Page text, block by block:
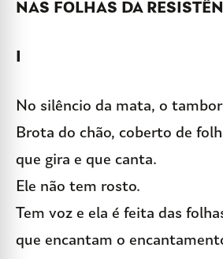
NAS FOLHAS DA
I
No silêncio da mata, o
Brota do chão, coberto de
que gira e que canta.
Ele não tem rosto.
Tem voz e ela é feita das
que encantam o